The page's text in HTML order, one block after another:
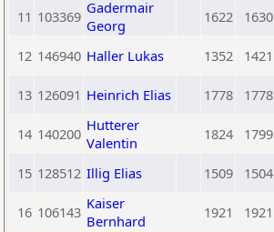
11 103369 Gadermair
Georg
1622 1630
12 146940 Haller Lukas 1352 1421
13 126091 Heinrich Elias 1778 1778
14 140200 Hutterer
Valentin
1824 1799
15 128512 Illig Elias 1509 1504
16 106143 Kaiser
Bernhard
1921 1921